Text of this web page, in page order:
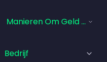
Manieren Om Geld Te
Bedrijf